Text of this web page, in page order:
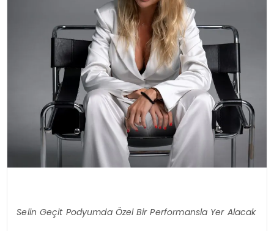
Selin Geçit Podyumda Özel Bir Performansla Yer Alacak